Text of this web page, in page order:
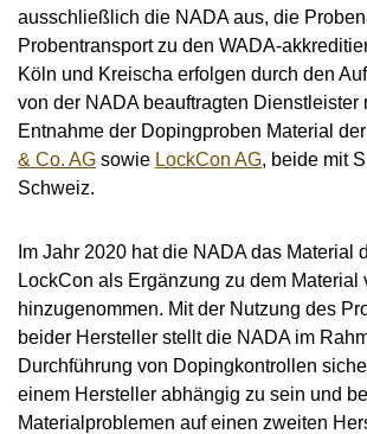
ausschließlich die NADA aus, die
Probentransport zu den WADA-
Köln und Kreischa erfolgen durch den
von der NADA beauftragten Dienstleister
Entnahme der Dopingproben Material
& Co. AG sowie LockCon AG, beide mit
Schweiz.
Im Jahr 2020 hat die NADA das Material
LockCon als Ergänzung zu dem Material
hinzugenommen. Mit der Nutzung des
beider Hersteller stellt die NADA im
Durchführung von Dopingkontrollen
einem Hersteller abhängig zu sein und
Materialproblemen auf einen zweiten